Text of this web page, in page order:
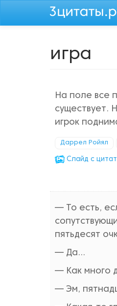
игра
На поле все
существует.
игрок
Даррел Ройял
Cлайд с
— То есть,
пятьдесят
— Да…
— Как много
— Эм,